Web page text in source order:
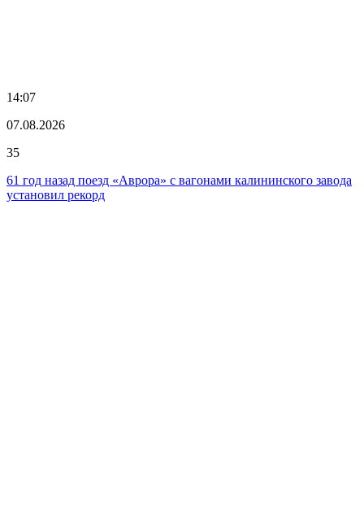
14:07
07.08.2026
35
61 год назад поезд «Аврора» с вагонами калининского завода
установил рекорд